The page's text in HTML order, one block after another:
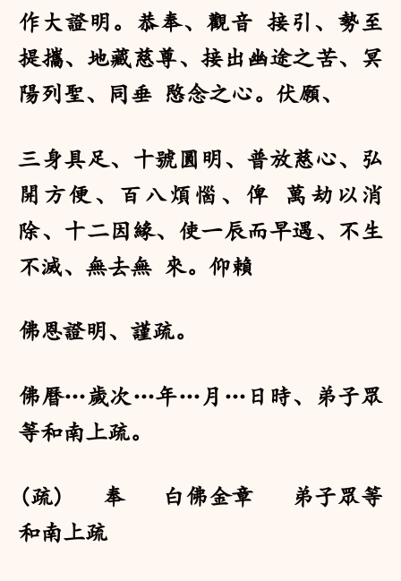
作大證明。恭奉、觀音 接引、勢至
提攜、地藏慈尊、接出幽途之苦、冥
陽列聖、同垂 愍念之心。伏願、
三身具足、十號圓明、普放慈心、弘
開方便、百八煩惱、俾 萬劫以消
除、十二因緣、使一辰而早遇、不生
不滅、無去無 來。仰賴
佛恩證明、謹疏。
佛曆…歲次…年…月…日時、弟子眾
等和南上疏。
(疏) 奉 白佛金章 弟子眾等
和南上疏